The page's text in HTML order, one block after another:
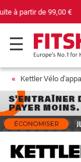
Kettler Vélo